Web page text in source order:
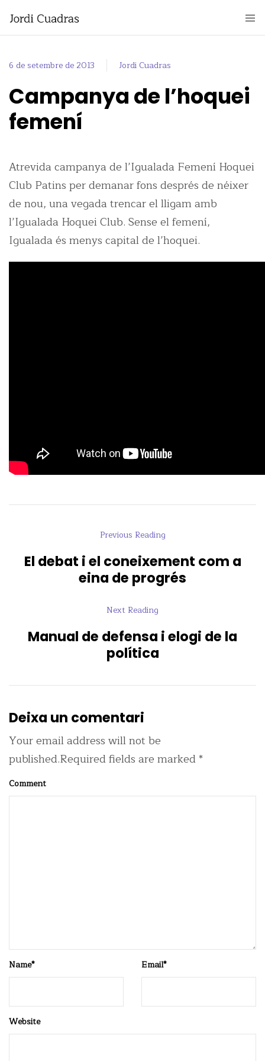
6 de setembre de 2013 Jordi Cuadras
Campanya de l’hoquei
femení
Atrevida campanya de l’Igualada Femení Hoquei
Club Patins per demanar fons després de néixer
de nou, una vegada trencar el lligam amb
l’Igualada Hoquei Club. Sense el femení,
Igualada és menys capital de l’hoquei.
Previous Reading
El debat i el coneixement com a
eina de progrés
Next Reading
Manual de defensa i elogi de la
política
Deixa un comentari
Your email address will not be
published.Required fields are marked *
Comment
Name* Email*
Website